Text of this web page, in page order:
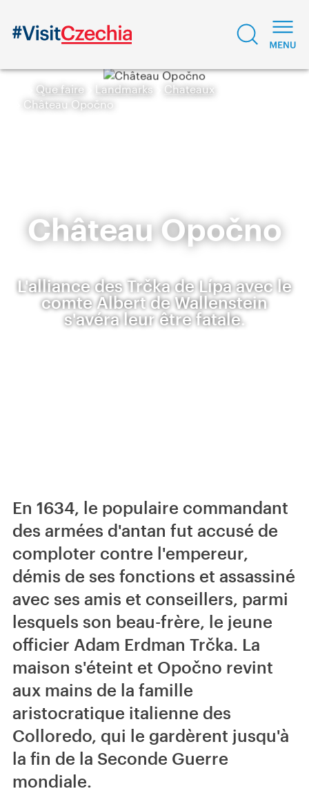
Que faire Landmarks
Chateaux
Château Opočno
Château Opočno
L'alliance des Trčka de Lípa avec le
comte Albert de Wallenstein
s'avéra leur être fatale.
En 1634, le populaire commandant
des armées d'antan fut accusé de
comploter contre l'empereur,
démis de ses fonctions et assassiné
avec ses amis et conseillers, parmi
lesquels son beau-frère, le jeune
officier Adam Erdman Trčka. La
maison s'éteint et Opočno revint
aux mains de la famille
aristocratique italienne des
Colloredo, qui le gardèrent jusqu'à
la fin de la Seconde Guerre
mondiale.